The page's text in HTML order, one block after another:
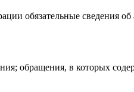
обязательные сведения
обращения, в которых